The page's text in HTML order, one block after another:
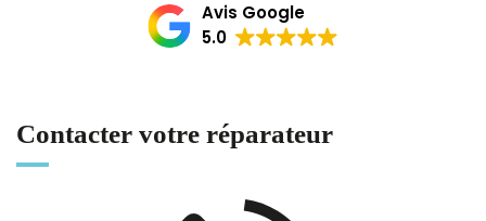
Avis Google
5.0
Contacter votre réparateur